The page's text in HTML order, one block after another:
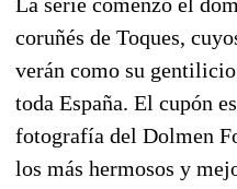
coruñés de Toques,
verán como su
toda España. El cupón
fotografía del Dolmen
los más hermosos y